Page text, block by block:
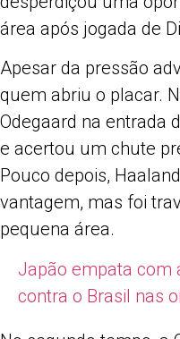
área após jogada de
Apesar da pressão
quem abriu o placar.
Odegaard na entrada
e acertou um chute
Pouco depois,
vantagem, mas foi
pequena área.
Japão empata com
contra o Brasil nas